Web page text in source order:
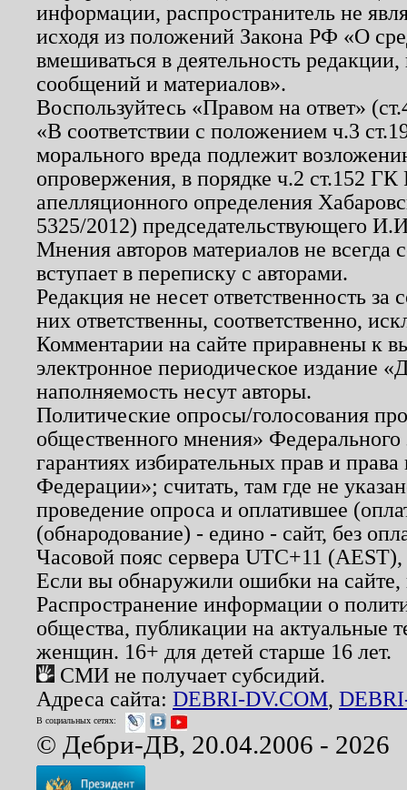
информации, распространитель не
исходя из положений Закона РФ «О
вмешиваться в деятельность
сообщений и материалов».
Воспользуйтесь «Правом на ответ»
«В соответствии с положением ч.3
морального вреда подлежит
опровержения, в порядке ч.2 ст.152
апелляционного определения
5325/2012) председательствующего
Мнения авторов материалов не
вступает в переписку с авторами.
Редакция не несет ответственность
них ответственны, соответственно,
Комментарии на сайте приравнены к
электронное периодическое издание
наполняемость несут авторы.
Политические опросы/голосования
общественного мнения»
гарантиях избирательных прав и
Федерации»; считать, там где не
проведение опроса и оплатившее
(обнародование) - едино - сайт, без
Часовой пояс сервера UTC+11
Если вы обнаружили ошибки на
Распространение информации о
общества, публикации на актуальные
женщин. 16+ для детей старше 16 лет.
СМИ не получает субсидий.
Адреса сайта: DEBRI-DV.COM,
В социальных сетях:
© Дебри-ДВ, 20.04.2006 - 2026